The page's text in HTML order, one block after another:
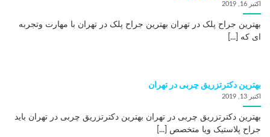
اکتبر 16, 2019
بهترین جراح پلک در تهران بهترین جراح پلک در تهران با مهارت وتجربه
ای که [...]
بهترین دکترتزریق چربی در تهران
اکتبر 13, 2019
بهترین دکترتزریق چربی در تهران بهترین دکترتزریق چربی در تهران باید
جراح پلاستیک ویا متخصص [...]